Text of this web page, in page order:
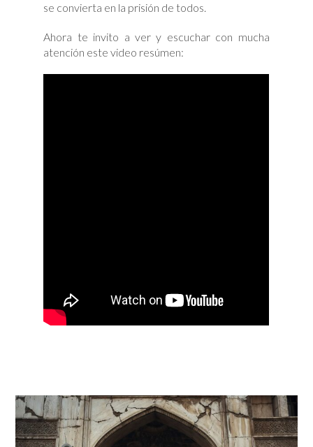
se convierta en la prisión de todos.
Ahora te invito a ver y escuchar con mucha
atención este video resúmen: